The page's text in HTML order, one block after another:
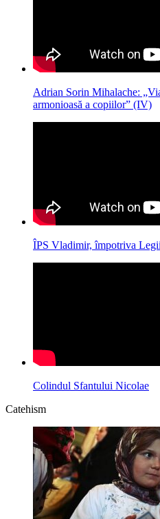
Adrian Sorin Mihalache:
armonioasă a copiilor” (IV)
ÎPS Vladimir, împotriva
Colindul Sfantului Nicolae
Catehism